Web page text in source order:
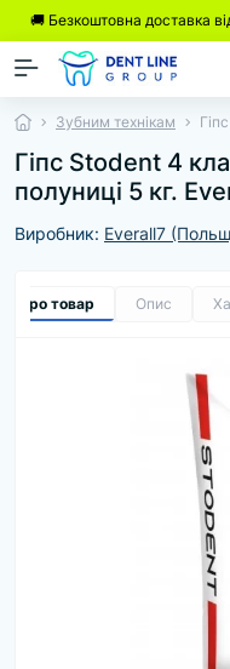
🚚 Безкоштовна доставка
Зубним технікам
Гіпс Stodent 4
полуниці 5 кг.
Виробник: Everall7
про товар Опис